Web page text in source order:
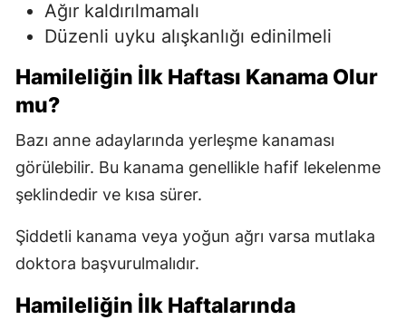
Ağır kaldırılmamalı
Düzenli uyku alışkanlığı edinilmeli
Hamileliğin İlk Haftası Kanama Olur
mu?
Bazı anne adaylarında yerleşme kanaması
görülebilir. Bu kanama genellikle hafif lekelenme
şeklindedir ve kısa sürer.
Şiddetli kanama veya yoğun ağrı varsa mutlaka
doktora başvurulmalıdır.
Hamileliğin İlk Haftalarında